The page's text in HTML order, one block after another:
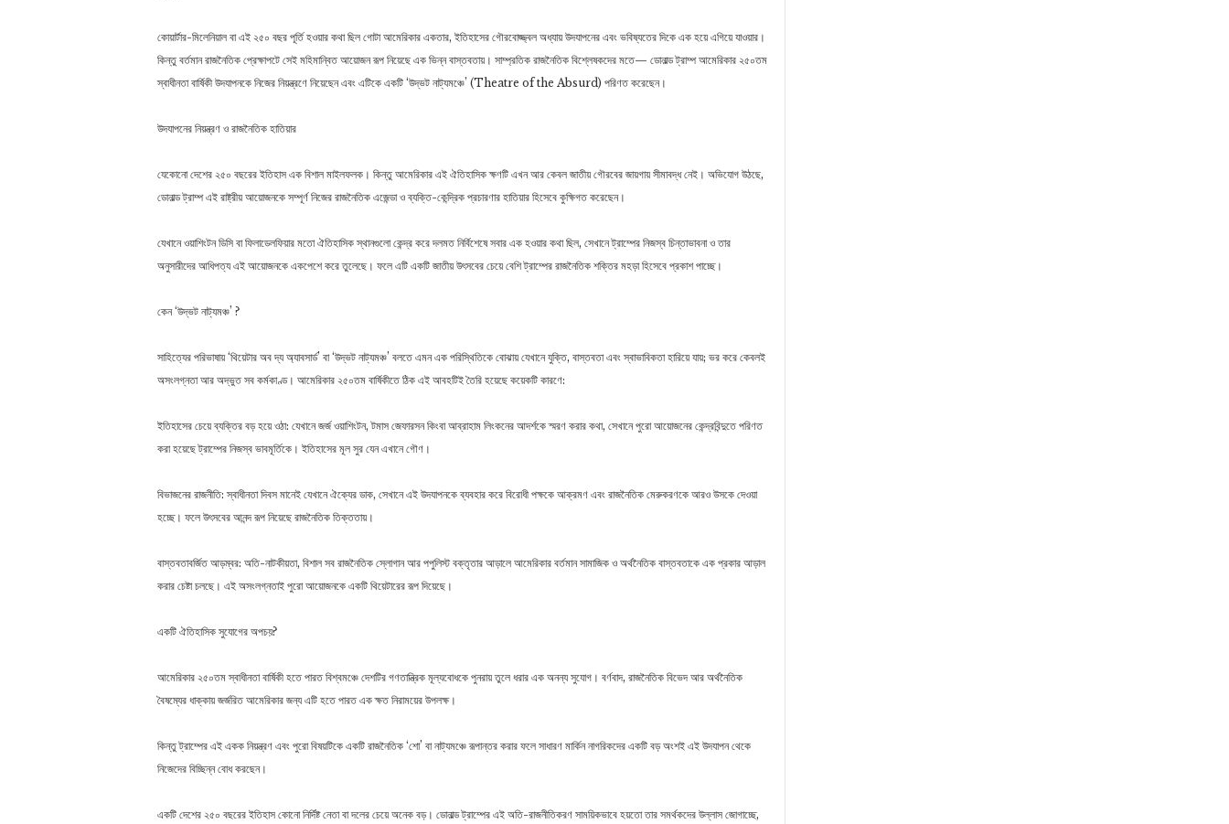
কোয়ার্টার-মিলেনিয়াল বা এই ২৫০ বছর পূর্তি হওয়ার কথা ছিল গোটা আমেরিকার একতার, ইতিহাসের গৌরবোজ্জ্বল অধ্যায় উদযাপনের এবং ভবিষ্যতের দিকে এক হয়ে এগিয়ে যাওয়ার।
কিন্তু বর্তমান রাজনৈতিক প্রেক্ষাপটে সেই মহিমান্বিত আয়োজন রূপ নিয়েছে এক ভিন্ন বাস্তবতায়। সাম্প্রতিক রাজনৈতিক বিশ্লেষকদের মতে— ডোনাল্ড ট্রাম্প আমেরিকার ২৫০তম
স্বাধীনতা বার্ষিকী উদযাপনকে নিজের নিয়ন্ত্রণে নিয়েছেন এবং এটিকে একটি ‘উদ্ভট নাট্যমঞ্চে’ (Theatre of the Absurd) পরিণত করেছেন।
উদযাপনের নিয়ন্ত্রণ ও রাজনৈতিক হাতিয়ার
যেকোনো দেশের ২৫০ বছরের ইতিহাস এক বিশাল মাইলফলক। কিন্তু আমেরিকার এই ঐতিহাসিক ক্ষণটি এখন আর কেবল জাতীয় গৌরবের জায়গায় সীমাবদ্ধ নেই। অভিযোগ উঠছে,
ডোনাল্ড ট্রাম্প এই রাষ্ট্রীয় আয়োজনকে সম্পূর্ণ নিজের রাজনৈতিক এজেন্ডা ও ব্যক্তি-কেন্দ্রিক প্রচারণার হাতিয়ার হিসেবে কুক্ষিগত করেছেন।
যেখানে ওয়াশিংটন ডিসি বা ফিলাডেলফিয়ার মতো ঐতিহাসিক স্থানগুলো কেন্দ্র করে দলমত নির্বিশেষে সবার এক হওয়ার কথা ছিল, সেখানে ট্রাম্পের নিজস্ব চিন্তাভাবনা ও তার
অনুসারীদের আধিপত্য এই আয়োজনকে একপেশে করে তুলেছে। ফলে এটি একটি জাতীয় উৎসবের চেয়ে বেশি ট্রাম্পের রাজনৈতিক শক্তির মহড়া হিসেবে প্রকাশ পাচ্ছে।
কেন ‘উদ্ভট নাট্যমঞ্চ’ ?
সাহিত্যের পরিভাষায় ‘থিয়েটার অব দ্য অ্যাবসার্ড’ বা ‘উদ্ভট নাট্যমঞ্চ’ বলতে এমন এক পরিস্থিতিকে বোঝায় যেখানে যুক্তি, বাস্তবতা এবং স্বাভাবিকতা হারিয়ে যায়; ভর করে কেবলই
অসংলগ্নতা আর অদ্ভুত সব কর্মকাণ্ড। আমেরিকার ২৫০তম বার্ষিকীতে ঠিক এই আবহটিই তৈরি হয়েছে কয়েকটি কারণে:
ইতিহাসের চেয়ে ব্যক্তির বড় হয়ে ওঠা: যেখানে জর্জ ওয়াশিংটন, টমাস জেফারসন কিংবা আব্রাহাম লিংকনের আদর্শকে স্মরণ করার কথা, সেখানে পুরো আয়োজনের কেন্দ্রবিন্দুতে পরিণত
করা হয়েছে ট্রাম্পের নিজস্ব ভাবমূর্তিকে। ইতিহাসের মূল সুর যেন এখানে গৌণ।
বিভাজনের রাজনীতি: স্বাধীনতা দিবস মানেই যেখানে ঐক্যের ডাক, সেখানে এই উদযাপনকে ব্যবহার করে বিরোধী পক্ষকে আক্রমণ এবং রাজনৈতিক মেরুকরণকে আরও উসকে দেওয়া
হচ্ছে। ফলে উৎসবের আনন্দ রূপ নিয়েছে রাজনৈতিক তিক্ততায়।
বাস্তবতাবর্জিত আড়ম্বর: অতি-নাটকীয়তা, বিশাল সব রাজনৈতিক স্লোগান আর পপুলিস্ট বক্তৃতার আড়ালে আমেরিকার বর্তমান সামাজিক ও অর্থনৈতিক বাস্তবতাকে এক প্রকার আড়াল
করার চেষ্টা চলছে। এই অসংলগ্নতাই পুরো আয়োজনকে একটি থিয়েটারের রূপ দিয়েছে।
একটি ঐতিহাসিক সুযোগের অপচয়?
আমেরিকার ২৫০তম স্বাধীনতা বার্ষিকী হতে পারত বিশ্বমঞ্চে দেশটির গণতান্ত্রিক মূল্যবোধকে পুনরায় তুলে ধরার এক অনন্য সুযোগ। বর্ণবাদ, রাজনৈতিক বিভেদ আর অর্থনৈতিক
বৈষম্যের ধাক্কায় জর্জরিত আমেরিকার জন্য এটি হতে পারত এক ক্ষত নিরাময়ের উপলক্ষ।
কিন্তু ট্রাম্পের এই একক নিয়ন্ত্রণ এবং পুরো বিষয়টিকে একটি রাজনৈতিক ‘শো’ বা নাট্যমঞ্চে রূপান্তর করার ফলে সাধারণ মার্কিন নাগরিকদের একটি বড় অংশই এই উদযাপন থেকে
নিজেদের বিচ্ছিন্ন বোধ করছেন।
একটি দেশের ২৫০ বছরের ইতিহাস কোনো নির্দিষ্ট নেতা বা দলের চেয়ে অনেক বড়। ডোনাল্ড ট্রাম্পের এই অতি-রাজনীতিকরণ সাময়িকভাবে হয়তো তার সমর্থকদের উল্লাস জোগাচ্ছে,